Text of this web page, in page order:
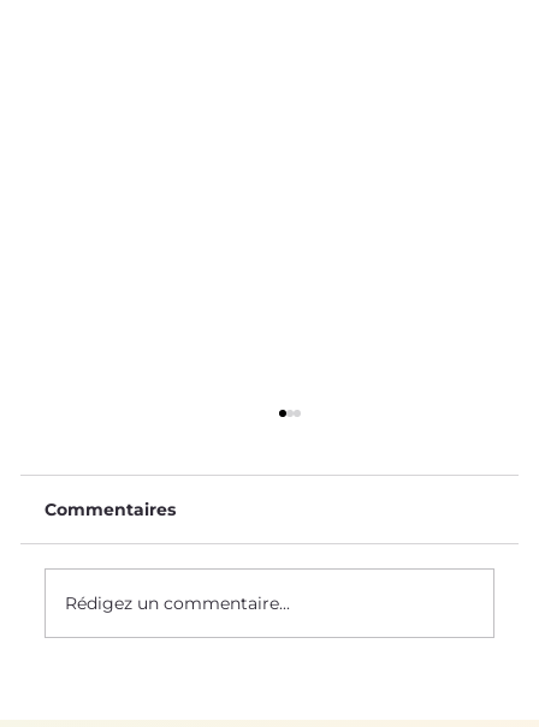
Mère Nature nous protège
Commentaires
Rédigez un commentaire...